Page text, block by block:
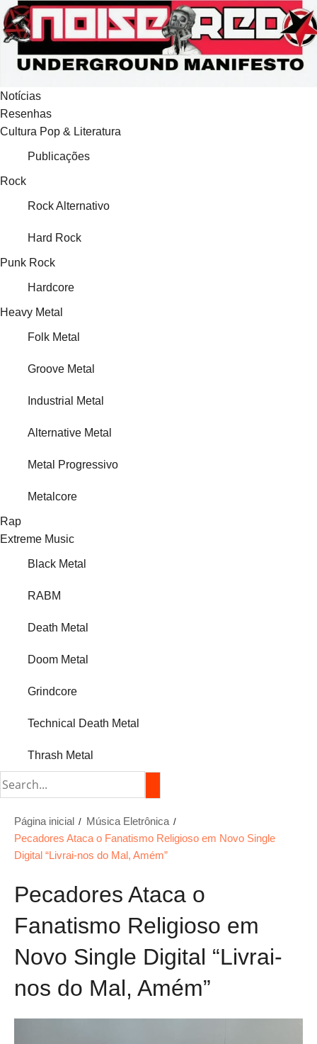
para
o
conteúdo
Notícias
Resenhas
Cultura Pop & Literatura
Publicações
Rock
Rock Alternativo
Hard Rock
Punk Rock
Hardcore
Heavy Metal
Folk Metal
Groove Metal
Industrial Metal
Alternative Metal
Metal Progressivo
Metalcore
Rap
Extreme Music
Black Metal
RABM
Death Metal
Doom Metal
Grindcore
Technical Death Metal
Thrash Metal
Página inicial
Música Eletrônica
Pecadores Ataca o Fanatismo Religioso em Novo Single
Digital “Livrai-nos do Mal, Amém”
Pecadores Ataca o
Fanatismo Religioso em
Novo Single Digital “Livrai-
nos do Mal, Amém”